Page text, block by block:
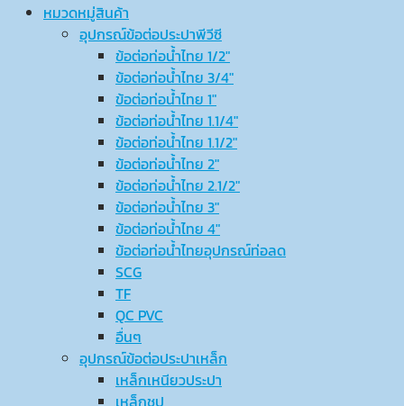
หมวดหมู่สินค้า
อุปกรณ์ข้อต่อประปาพีวีซี
ข้อต่อท่อน้ำไทย 1/2″
ข้อต่อท่อน้ำไทย 3/4″
ข้อต่อท่อน้ำไทย 1″
ข้อต่อท่อน้ำไทย 1.1/4″
ข้อต่อท่อน้ำไทย 1.1/2″
ข้อต่อท่อน้ำไทย 2″
ข้อต่อท่อน้ำไทย 2.1/2″
ข้อต่อท่อน้ำไทย 3″
ข้อต่อท่อน้ำไทย 4″
ข้อต่อท่อน้ำไทยอุปกรณ์ท่อลด
SCG
TF
QC PVC
อื่นๆ
อุปกรณ์ข้อต่อประปาเหล็ก
เหล็กเหนียวประปา
เหล็กชุป